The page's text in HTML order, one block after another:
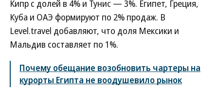
Кипр с долей в 4% и Тунис — 3%. Египет, Греция,
Куба и ОАЭ формируют по 2% продаж. В
Level.travel добавляют, что доля Мексики и
Мальдив составляет по 1%.
Почему обещание возобновить чартеры на
курорты Египта не воодушевило рынок